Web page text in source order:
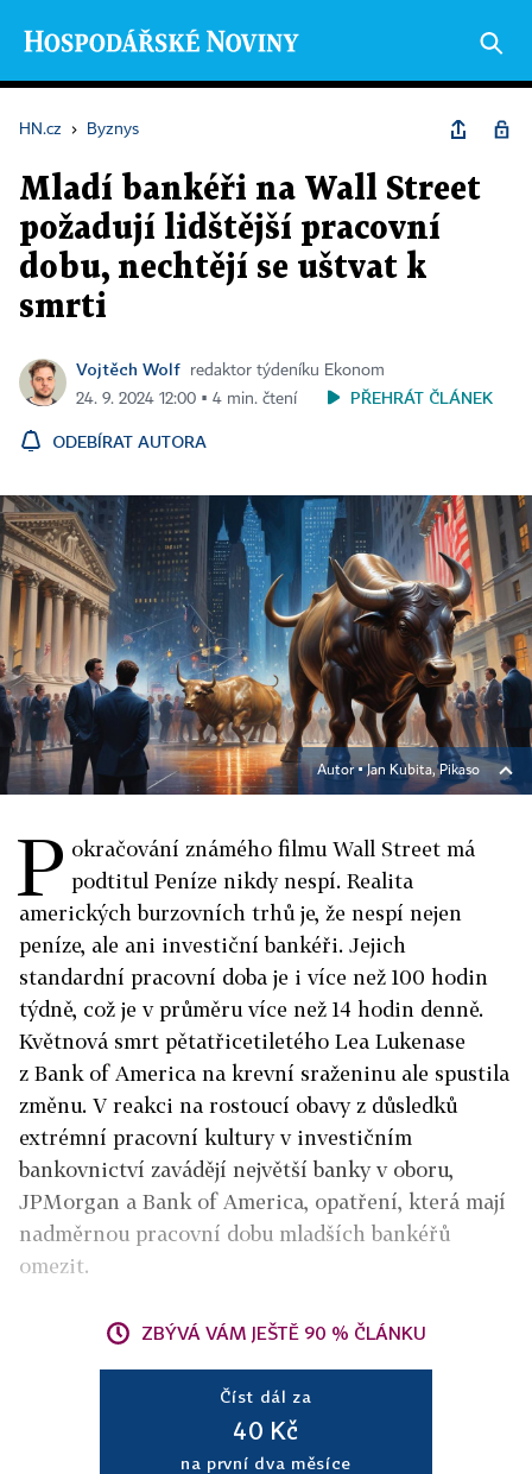
HN.cz › Byznys
Mladí bankéři na Wall Street
požadují lidštější pracovní
dobu, nechtějí se uštvat k
smrti
Vojtěch Wolf
redaktor týdeníku Ekonom
24. 9. 2024 12:00 ▪ 4 min. čtení
PŘEHRÁT ČLÁNEK
ODEBÍRAT AUTORA
Autor ▪Jan Kubita, Pikaso
P okračování známého filmu Wall Street má
podtitul Peníze nikdy nespí. Realita
amerických burzovních trhů je, že nespí nejen
peníze, ale ani investiční bankéři. Jejich
standardní pracovní doba je i více než 100 hodin
týdně, což je v průměru více než 14 hodin denně.
Květnová smrt pětatřicetiletého Lea Lukenase
z Bank of America na krevní sraženinu ale spustila
změnu. V reakci na rostoucí obavy z důsledků
extrémní pracovní kultury v investičním
bankovnictví zavádějí největší banky v oboru,
JPMorgan a Bank of America, opatření, která mají
nadměrnou pracovní dobu mladších bankéřů
omezit.
ZBÝVÁ VÁM JEŠTĚ 90 % ČLÁNKU
Číst dál za
40 Kč
na první dva měsíce